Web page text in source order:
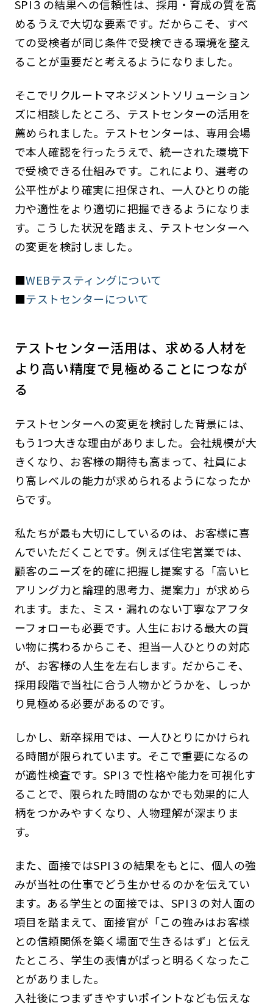
SPI３の結果への信頼性は、採用・育成の質を高
めるうえで大切な要素です。だからこそ、すべ
ての受検者が同じ条件で受検できる環境を整え
ることが重要だと考えるようになりました。
そこでリクルートマネジメントソリューション
ズに相談したところ、テストセンターの活用を
薦められました。テストセンターは、専用会場
で本人確認を行ったうえで、統一された環境下
で受検できる仕組みです。これにより、選考の
公平性がより確実に担保され、一人ひとりの能
力や適性をより適切に把握できるようになりま
す。こうした状況を踏まえ、テストセンターへ
の変更を検討しました。
■WEBテスティングについて
■テストセンターについて
テストセンター活用は、求める人材を
より高い精度で見極めることにつなが
る
テストセンターへの変更を検討した背景には、
もう1つ大きな理由がありました。会社規模が大
きくなり、お客様の期待も高まって、社員によ
り高レベルの能力が求められるようになったか
らです。
私たちが最も大切にしているのは、お客様に喜
んでいただくことです。例えば住宅営業では、
顧客のニーズを的確に把握し提案する「高いヒ
アリング力と論理的思考力、提案力」が求めら
れます。また、ミス・漏れのない丁寧なアフタ
ーフォローも必要です。人生における最大の買
い物に携わるからこそ、担当一人ひとりの対応
が、お客様の人生を左右します。だからこそ、
採用段階で当社に合う人物かどうかを、しっか
り見極める必要があるのです。
しかし、新卒採用では、一人ひとりにかけられ
る時間が限られています。そこで重要になるの
が適性検査です。SPI３で性格や能力を可視化す
ることで、限られた時間のなかでも効果的に人
柄をつかみやすくなり、人物理解が深まりま
す。
また、面接ではSPI３の結果をもとに、個人の強
みが当社の仕事でどう生かせるのかを伝えてい
ます。ある学生との面接では、SPI３の対人面の
項目を踏まえて、面接官が「この強みはお客様
との信頼関係を築く場面で生きるはず」と伝え
たところ、学生の表情がぱっと明るくなったこ
とがありました。
入社後につまずきやすいポイントなども伝えな